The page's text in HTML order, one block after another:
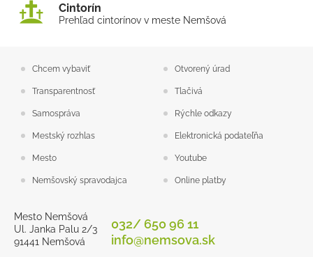
Projekty
Cintorín
Prehľad cintorínov v meste Nemšová
Chcem vybaviť Otvorený úrad
Transparentnosť Tlačivá
Samospráva Rýchle odkazy
Mestský rozhlas Elektronická podateľňa
Mesto Youtube
Nemšovský spravodajca Online platby
Mesto Nemšová
Ul. Janka Palu 2/3
91441 Nemšová
032/ 650 96 11
info@nemsova.sk